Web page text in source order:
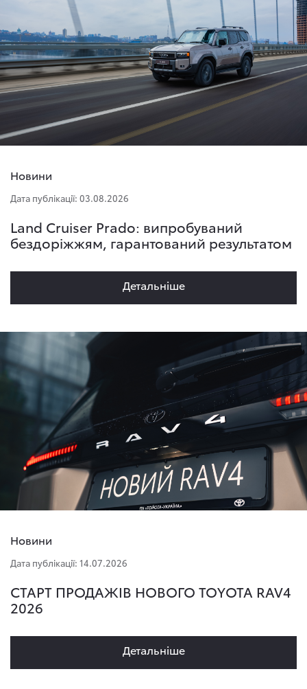
Новини
Дата публікації: 03.08.2026
Land Cruiser Prado: випробуваний
бездоріжжям, гарантований результатом
Детальнiше
Новини
Дата публікації: 14.07.2026
СТАРТ ПРОДАЖІВ НОВОГО TOYOTA RAV4
2026
Детальнiше